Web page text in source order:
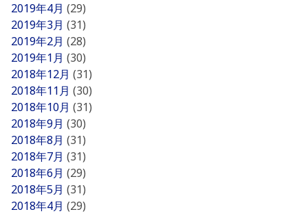
2019年4月 (29)
2019年3月 (31)
2019年2月 (28)
2019年1月 (30)
2018年12月 (31)
2018年11月 (30)
2018年10月 (31)
2018年9月 (30)
2018年8月 (31)
2018年7月 (31)
2018年6月 (29)
2018年5月 (31)
2018年4月 (29)